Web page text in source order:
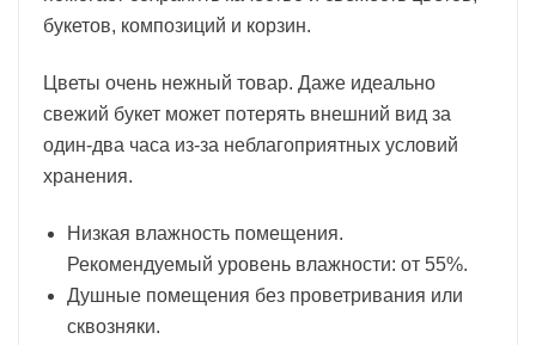
букетов, композиций и корзин.
Цветы очень нежный товар. Даже идеально
свежий букет может потерять внешний вид за
один-два часа из-за неблагоприятных условий
хранения.
Низкая влажность помещения.
Рекомендуемый уровень влажности: от 55%.
Душные помещения без проветривания или
сквозняки.